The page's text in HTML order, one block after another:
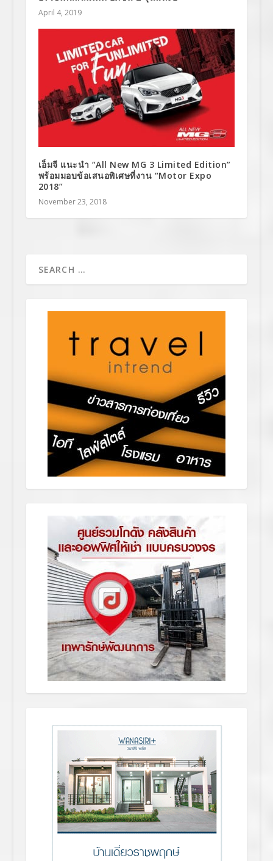
April 4, 2019
เอ็มจี แนะนำ “All New MG 3 Limited Edition”
พร้อมมอบข้อเสนอพิเศษที่งาน “Motor Expo
2018”
November 23, 2018